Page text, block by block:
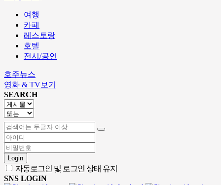
여행
카페
레스토랑
호텔
전시/공연
호주뉴스
영화 & TV보기
SEARCH
Login
자동로그인 및 로그인 상태 유지
SNS LOGIN